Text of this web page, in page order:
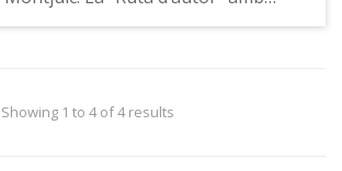
Aymara Arreaza i Lorena Bou.
Showing 1 to 4 of 4 results